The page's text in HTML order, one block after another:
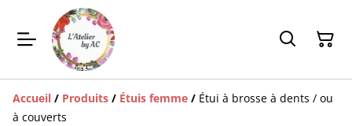
Accueil / Produits / Étuis femme / Étui à brosse à dents / ou
à couverts